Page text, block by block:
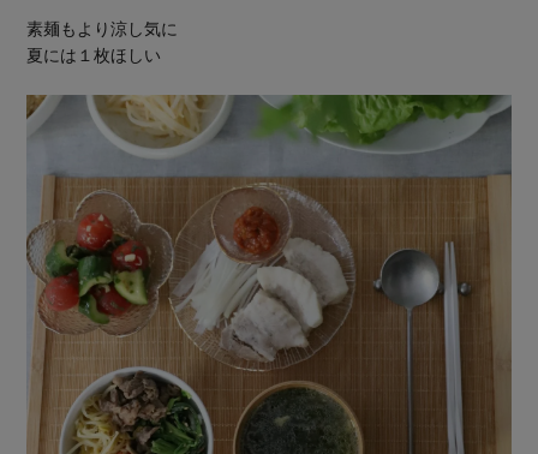
素麺もより涼し気に
夏には１枚ほしい